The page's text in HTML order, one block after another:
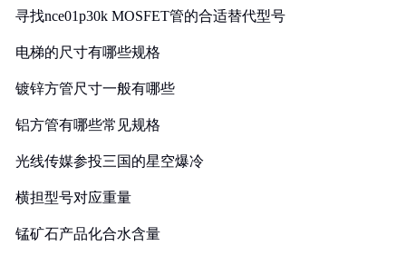
寻找nce01p30k MOSFET管的合适替代型号
电梯的尺寸有哪些规格
镀锌方管尺寸一般有哪些
铝方管有哪些常见规格
光线传媒参投三国的星空爆冷
横担型号对应重量
锰矿石产品化合水含量